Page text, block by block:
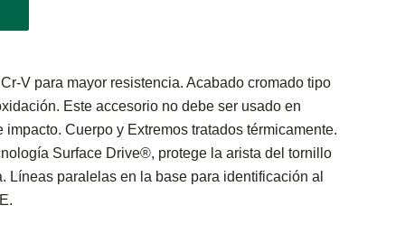
V para mayor resistencia. Acabado cromado tipo
Este accesorio no debe ser usado en
impacto. Cuerpo y Extremos tratados térmicamente.
Surface Drive®, protege la arista del tornillo
Líneas paralelas en la base para identificación al